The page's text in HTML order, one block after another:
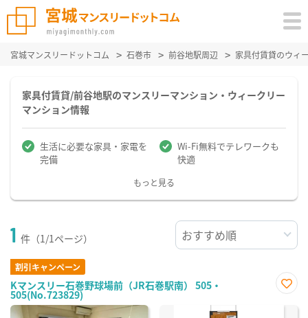
宮城マンスリードットコム 石巻市 前谷地駅周辺 家具付賃貸のウィ
家具付賃貸/前谷地駅のマンスリーマンション・ウィークリー
マンション情報
生活に必要な家具・家電を
完備
Wi-Fi無料でテレワークも
快適
もっと見る
1 件（1/1ページ）
割引キャンペーン
Kマンスリー石巻野球場前（JR石巻駅南） 505・
505(No.723829)
に入